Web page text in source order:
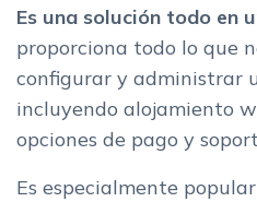
Es una solución todo en
proporciona todo lo que
configurar y administrar
incluyendo alojamiento
opciones de pago y
Es especialmente